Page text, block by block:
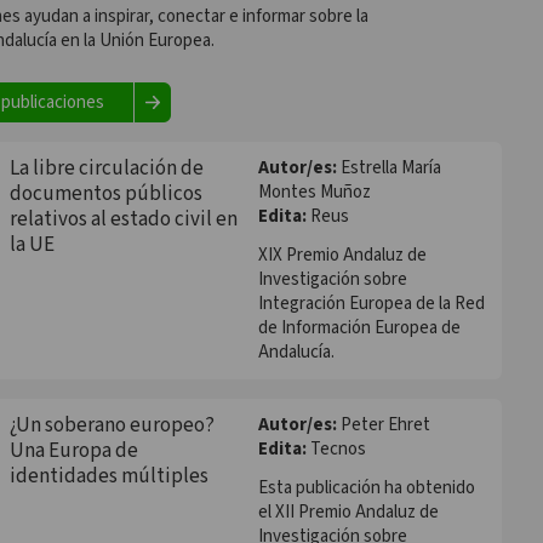
ayudan a inspirar, conectar e informar sobre la
en la Unión Europea.
Investigación sobre
La libre circulación de
documentos públicos
relativos al estado civil en
la UE
Autor/es:Estrella María
Montes Muñoz
Edita:Reus
XIX Premio Andaluz de
Investigación sobre
Integración Europea de la Red
de Información Europea de
Andalucía.
¿Un soberano europeo?
Una Europa de
identidades múltiples
Autor/es:Peter Ehret
Edita:Tecnos
Esta publicación ha obtenido
el XII Premio Andaluz de
Investigación sobre